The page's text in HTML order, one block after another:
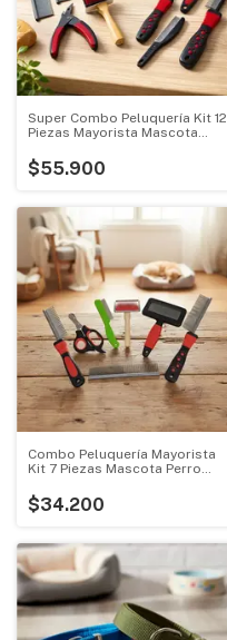
Super Combo Peluquería Kit 12
Piezas Mayorista Mascota
$55.900
Combo Peluquería Mayorista
Kit 7 Piezas Mascota Perro
$34.200